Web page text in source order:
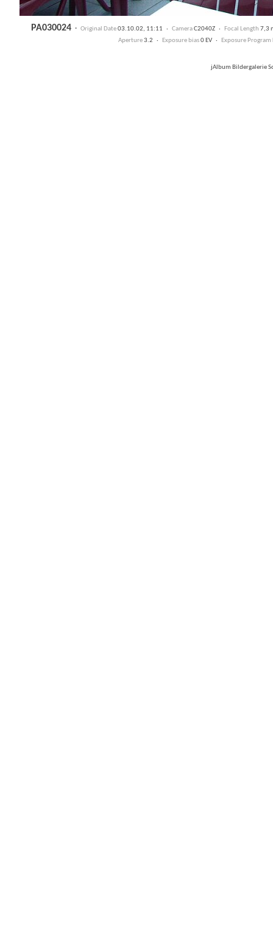
PA030024· Original Date03.10.02, 11:11 · CameraC2040Z · Focal Length 7,3
Aperture3.2 · Exposure bias0 EV · Exposure Program
jAlbum Bildergalerie